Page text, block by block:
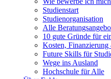
Studienstart
Studienorganisation
Alle
10 gute Gründe für
Kosten, Finanzierung
Future Skills für
Wege ins Ausland
Hochschule für Alle